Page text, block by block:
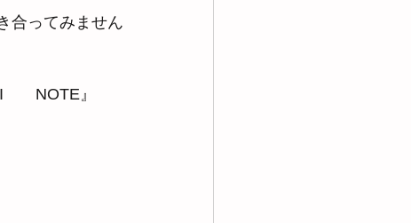
合ってみません
　NOTE』